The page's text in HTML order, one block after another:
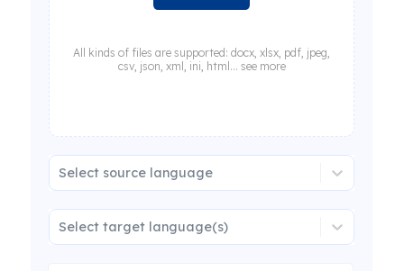
All kinds of files are supported: docx, xlsx, pdf, jpeg,
csv, json, xml, ini, html... see more
Select source language
Select target language(s)